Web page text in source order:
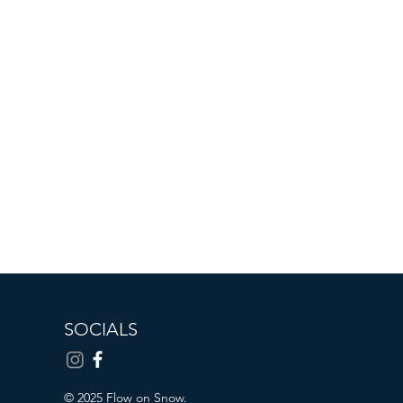
SOCIALS
© 2025 Flow on Snow.